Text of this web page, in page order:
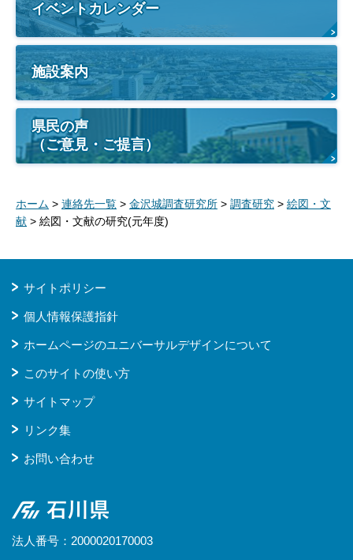
イベントカレンダー
施設案内
県民の声
（ご意見・ご提言）
ホーム > 連絡先一覧 > 金沢城調査研究所 > 調査研究 > 絵図・文
献 > 絵図・文献の研究(元年度)
サイトポリシー
個人情報保護指針
ホームページのユニバーサルデザインについて
このサイトの使い方
サイトマップ
リンク集
お問い合わせ
石川県
法人番号：2000020170003